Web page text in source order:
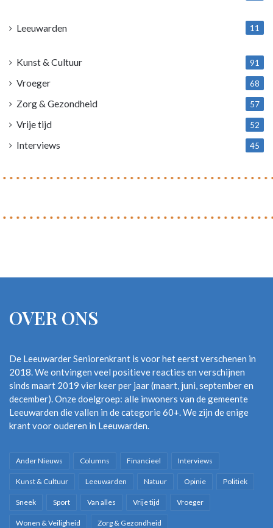
Leeuwarden
11
Kunst & Cultuur 91
Vroeger 68
Zorg & Gezondheid 57
Vrije tijd 52
Interviews 45
OVER ONS
De Leeuwarder Seniorenkrant is voor het eerst verschenen in
2018. We ontvingen veel positieve reacties en verschijnen
sinds maart 2019 vier keer per jaar (maart, juni, september en
december). Onze doelgroep: alle inwoners van de gemeente
Leeuwarden die vallen in de categorie 60+. We zijn de enige
krant voor ouderen in Leeuwarden.
Ander Nieuws Columns Financieel Interviews
Kunst & Cultuur Leeuwarden Natuur Opinie Politiek
Sneek Sport Van alles Vrije tijd Vroeger
Wonen & Veiligheid Zorg & Gezondheid